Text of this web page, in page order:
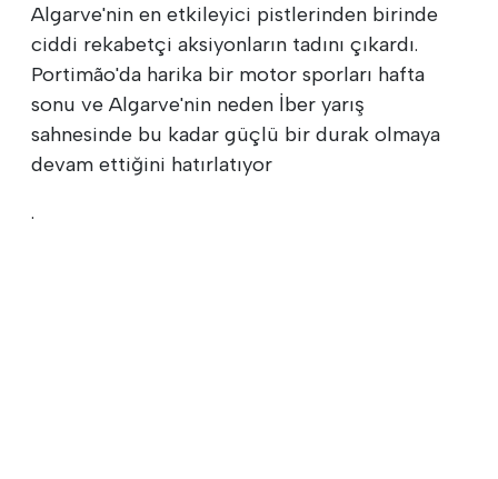
Algarve'nin en etkileyici pistlerinden birinde
ciddi rekabetçi aksiyonların tadını çıkardı.
Portimão'da harika bir motor sporları hafta
sonu ve Algarve'nin neden İber yarış
sahnesinde bu kadar güçlü bir durak olmaya
devam ettiğini hatırlatıyor
.